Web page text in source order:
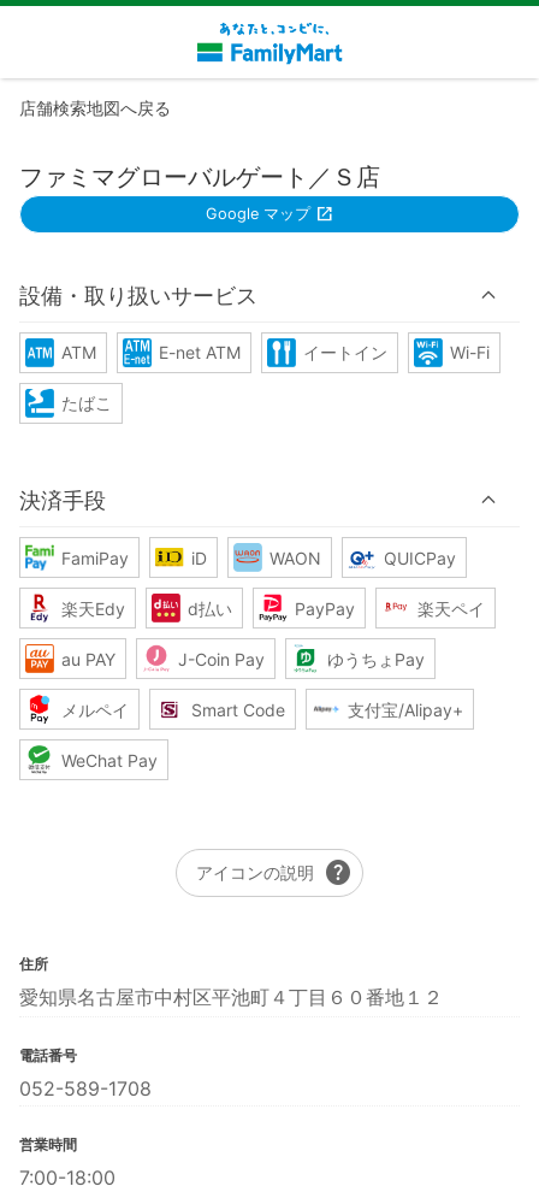
店舗検索地図へ戻る
ファミマグローバルゲート／Ｓ店
Google マップ
設備・取り扱いサービス
ATM E-net ATM イートイン Wi-Fi
たばこ
決済手段
FamiPay iD WAON QUICPay
楽天Edy d払い PayPay 楽天ペイ
au PAY J-Coin Pay ゆうちょPay
メルペイ Smart Code 支付宝/Alipay+
WeChat Pay
アイコンの説明 help
住所
愛知県名古屋市中村区平池町４丁目６０番地１２
電話番号
052-589-1708
営業時間
7:00-18:00